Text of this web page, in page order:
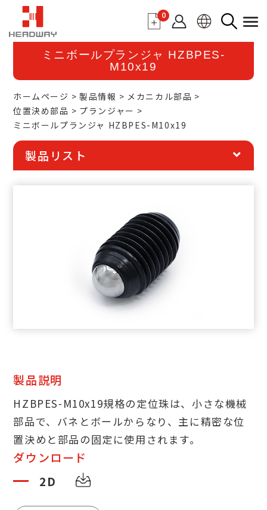
0
ミニボールプランジャ HZBPES-
M10x19
ホームページ 製品情報
メカニカル部品
位置決め部品
プランジャー
ミニボールプランジャ HZBPES-M10x19
製品リスト
製品説明
HZBPES-M10x19規格の定位珠は、小さな機械
部品で、バネとボールからなり、主に精密な位
置決めと部品の固定に使用されます。
ダウンロード
2D